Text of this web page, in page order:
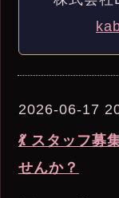
2026-06-17
💃 スタッフ募
せんか？